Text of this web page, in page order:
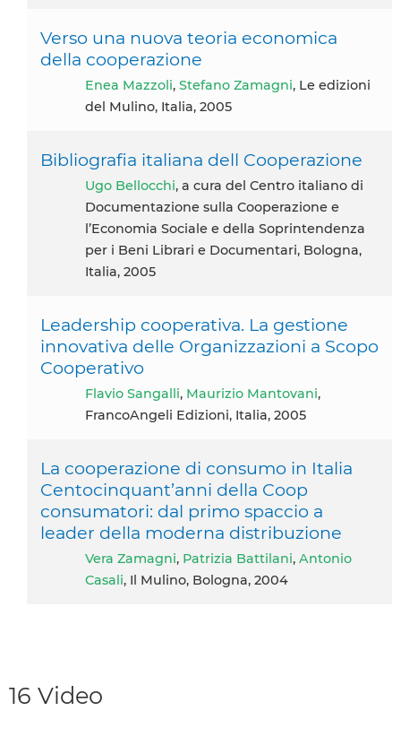
Verso una nuova teoria economica
della cooperazione
Enea Mazzoli, Stefano Zamagni, Le edizioni
del Mulino, Italia, 2005
Bibliografia italiana dell Cooperazione
Ugo Bellocchi, a cura del Centro italiano di
Documentazione sulla Cooperazione e
l’Economia Sociale e della Soprintendenza
per i Beni Librari e Documentari, Bologna,
Italia, 2005
Leadership cooperativa. La gestione
innovativa delle Organizzazioni a Scopo
Cooperativo
Flavio Sangalli, Maurizio Mantovani,
FrancoAngeli Edizioni, Italia, 2005
La cooperazione di consumo in Italia
Centocinquant’anni della Coop
consumatori: dal primo spaccio a
leader della moderna distribuzione
Vera Zamagni, Patrizia Battilani, Antonio
Casali, Il Mulino, Bologna, 2004
16 Video